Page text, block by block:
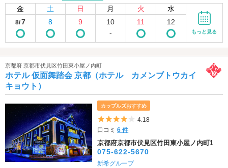
金 土 日 月 火 水
8/7 8 9
10
-
11 12
もっと見る
京都府 京都市伏見区竹田東小屋ノ内町
ホテル 仮面舞踏会 京都（ホテル カメンブトウカイ
キョウト）
カップルズおすすめ
5つ星のうち4
4.18
口コミ6 件
京都府京都市伏見区竹田東小屋ノ内町1
075-622-5670
新希グループ